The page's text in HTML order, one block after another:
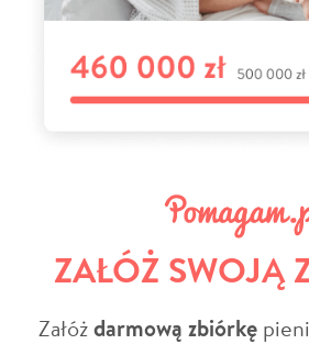
ZAŁÓŻ SWOJĄ
Załóżdarmową zbiórkę